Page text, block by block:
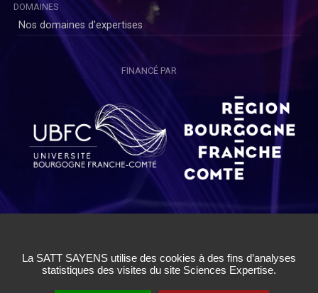
DOMAINES
Nos domaines d'expertises
FINANCÉ PAR
Politique de Confidentialité Chercheurs|Conditions Générales
d'Utilisation|Cookies| Gestion des cookies